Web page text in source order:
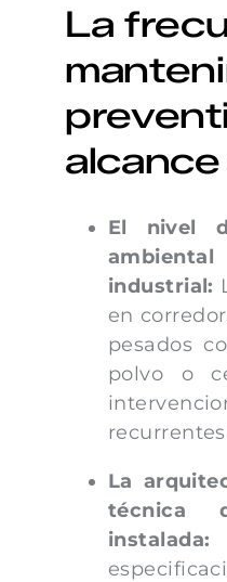
La
El nivel
industrial:
en
pesados
polvo o
La
técnica
instalada: